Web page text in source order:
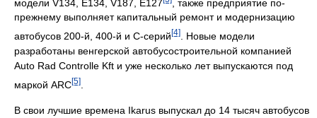
модели V134, E134, V187, E127
, также предприятие по-
прежнему выполняет капитальный ремонт и модернизацию
автобусов 200-й, 400-й и С-серий [4]
. Новые модели
разработаны венгерской автобусостроительной компанией
Auto Rad Controlle Kft и уже несколько лет выпускаются под
маркой ARC[5]
В свои лучшие времена Ikarus выпускал до 14 тысяч автобусов